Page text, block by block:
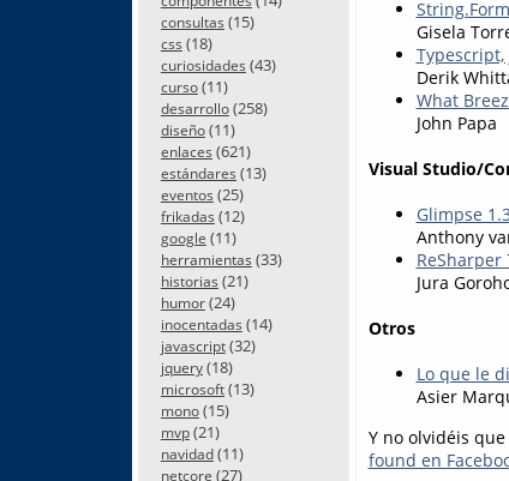
consultas (15)
css (18)
curiosidades (43)
curso(11)
desarrollo(258)
diseño(11)
enlaces (621)
estándares (13)
eventos (25)
frikadas (12)
google (11)
herramientas (33)
historias (21)
humor(24)
inocentadas (14)
javascript(32)
jquery(18)
microsoft(13)
mono(15)
mvp(21)
navidad(11)
netcore (27)
Gisela
Typescript,
Derik
What
John Papa
Visual Studio/
Glimpse
Anthony
Jura
Otros
Lo que le
Asier
Y no olvidéis
found en